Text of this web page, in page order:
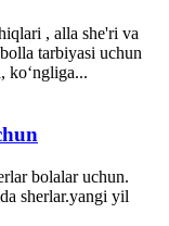
, alla she'ri va
tarbiyasi uchun
ko‘ngliga...
bolalar uchun.
sherlar.yangi yil